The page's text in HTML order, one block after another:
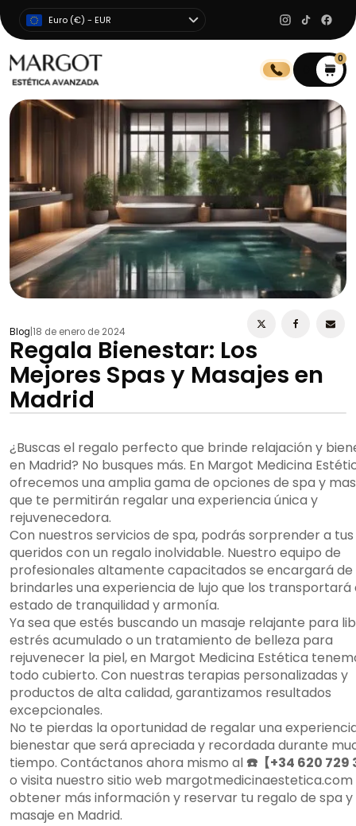
Euro (€) - EUR
0
Blog 18 de enero de 2024
Regala Bienestar: Los
Mejores Spas y Masajes en
Madrid
¿Buscas el regalo perfecto que brinde relajación y
en Madrid? No busques más. En Margot Medicina
ofrecemos una amplia gama de opciones de spa y
que te permitirán regalar una experiencia única y
rejuvenecedora.
Con nuestros servicios de spa, podrás sorprender a
queridos con un regalo inolvidable. Nuestro equipo de
profesionales altamente capacitados se encargará de
brindarles una experiencia de lujo que los transportará
estado de tranquilidad y armonía.
Ya sea que estés buscando un masaje relajante para
estrés acumulado o un tratamiento de belleza para
rejuvenecer la piel, en Margot Medicina Estética
todo cubierto. Con nuestras terapias personalizadas y
productos de alta calidad, garantizamos resultados
excepcionales.
No te pierdas la oportunidad de regalar una
bienestar que será apreciada y recordada durante
tiempo. Contáctanos ahora mismo al☎️【+34 620 729
o visita nuestro sitio web
obtener más información y reservar tu regalo de spa y
masaje en Madrid.